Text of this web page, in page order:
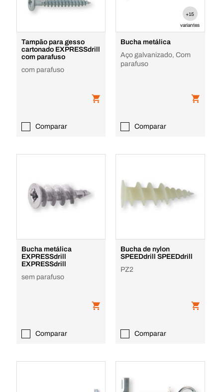
Tampão para gesso
cartonado EXPRESSdrill
com parafuso
com parafuso
Comparar
+15
variantes
Bucha metálica
Aço galvanizado, Com
parafuso
Comparar
Bucha metálica
EXPRESSdrill
EXPRESSdrill
sem parafuso
Comparar
Bucha de nylon
SPEEDdrill SPEEDdrill
PZ2
Comparar